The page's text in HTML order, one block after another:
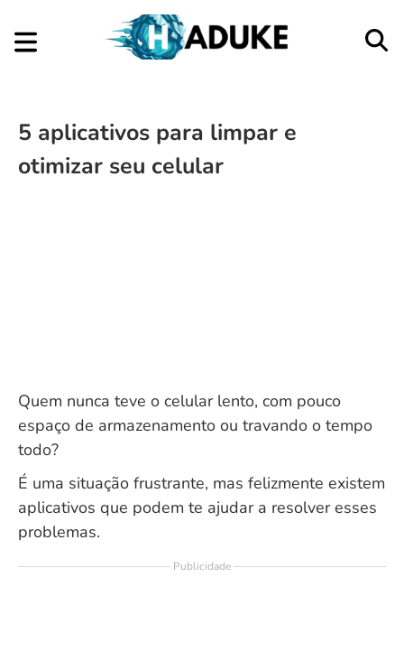
5 aplicativos para limpar e
otimizar seu celular
Quem nunca teve o celular lento, com pouco
espaço de armazenamento ou travando o tempo
todo?
É uma situação frustrante, mas felizmente existem
aplicativos que podem te ajudar a resolver esses
problemas.
Publicidade